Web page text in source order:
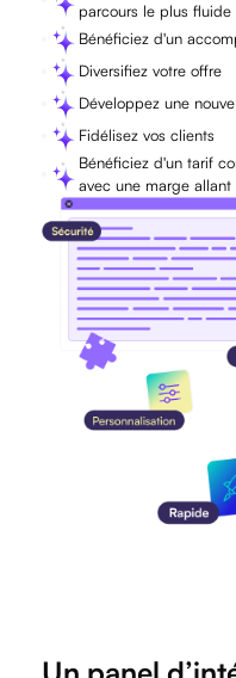
parcours le plus fluide
Bénéficiez d'un
Diversifiez votre offre
Développez une
Fidélisez vos clients
Bénéficiez d'un tarif
avec une marge